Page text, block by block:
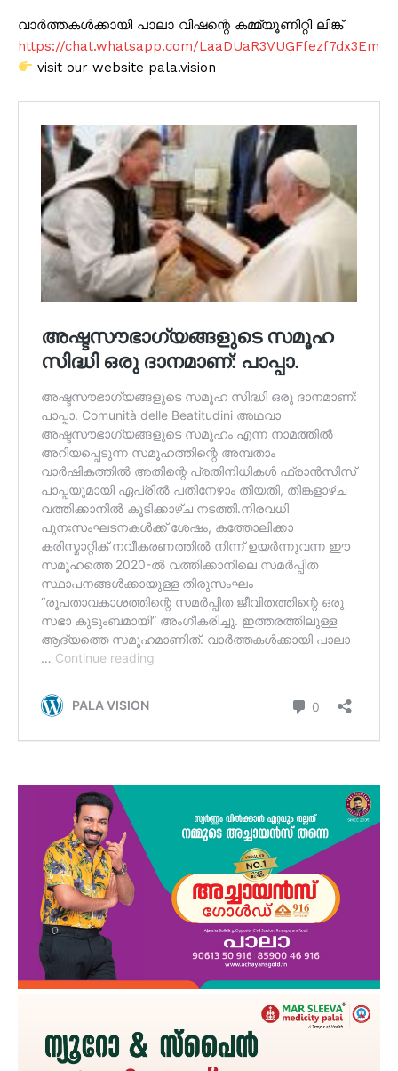
വാർത്തകൾക്കായി പാലാ വിഷന്റെ കമ്മ്യൂണിറ്റി ലിങ്ക്
https://chat.whatsapp.com/LaaDUaR3VUGFfezf7dx3Em
visit our website pala.vision